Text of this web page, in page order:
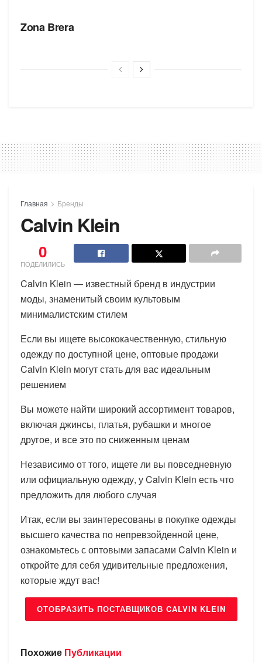
Zona Brera
Главная Бренды
Calvin Klein
0
ПОДЕЛИЛИСЬ
Calvin Klein — известный бренд в индустрии
моды, знаменитый своим культовым
минималистским стилем
Если вы ищете высококачественную, стильную
одежду по доступной цене, оптовые продажи
Calvin Klein могут стать для вас идеальным
решением
Вы можете найти широкий ассортимент товаров,
включая джинсы, платья, рубашки и многое
другое, и все это по сниженным ценам
Независимо от того, ищете ли вы повседневную
или официальную одежду, у Calvin Klein есть что
предложить для любого случая
Итак, если вы заинтересованы в покупке одежды
высшего качества по непревзойденной цене,
ознакомьтесь с оптовыми запасами Calvin Klein и
откройте для себя удивительные предложения,
которые ждут вас!
ОТОБРАЗИТЬ ПОСТАВЩИКОВ CALVIN KLEIN
Похожие Публикации